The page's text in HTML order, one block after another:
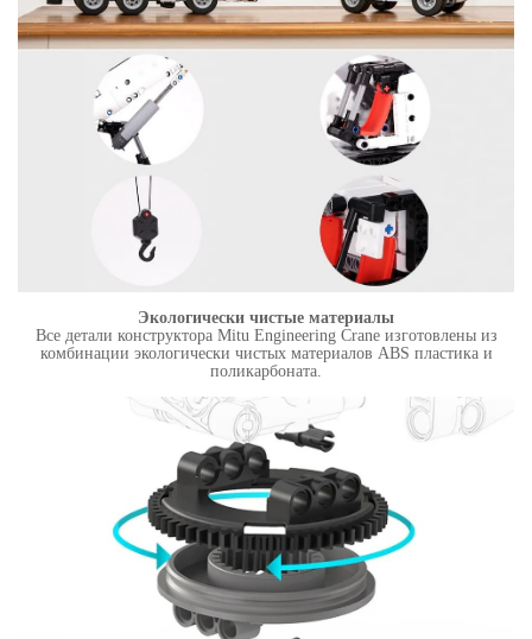
Экологически чистые материалы
Все детали конструктора Mitu Engineering Crane изготовлены из
комбинации экологически чистых материалов ABS пластика и
поликарбоната.